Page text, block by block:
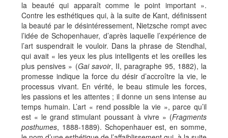
la beauté qui apparaît comme le point important ».
Contre les esthétiques qui, à la suite de Kant, définissent
la beauté par le désintéressement, Nietzsche rompt avec
l’idée de Schopenhauer, d’après laquelle l’expérience de
l’art suspendrait le vouloir. Dans la phrase de Stendhal,
qui avait « les yeux les plus intelligents et les oreilles les
plus pensives » (Gai savoir, II, paragraphe 95, 1882), la
promesse indique la force du désir d’accroître la vie, le
processus vivant. En vérité, le beau stimule les forces,
les passions et les attentes ; il donne un sens intense au
temps humain. L’art « rend possible la vie », parce qu’il
est « le grand stimulant poussant à vivre » (Fragments
posthumes, 1888-1889). Schopenhauer est, en somme,